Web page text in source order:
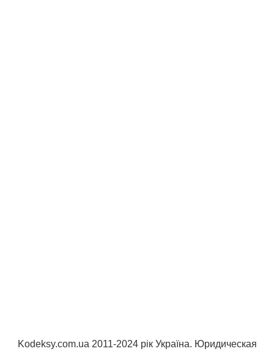
Kodeksy.com.ua 2011-2024 рік Україна. Юридическая